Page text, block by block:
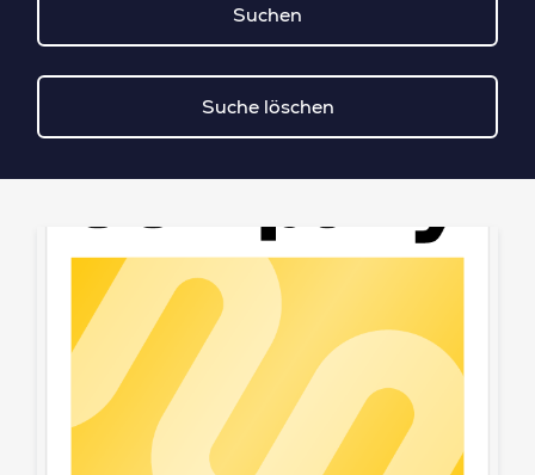
Suchen
Suche löschen